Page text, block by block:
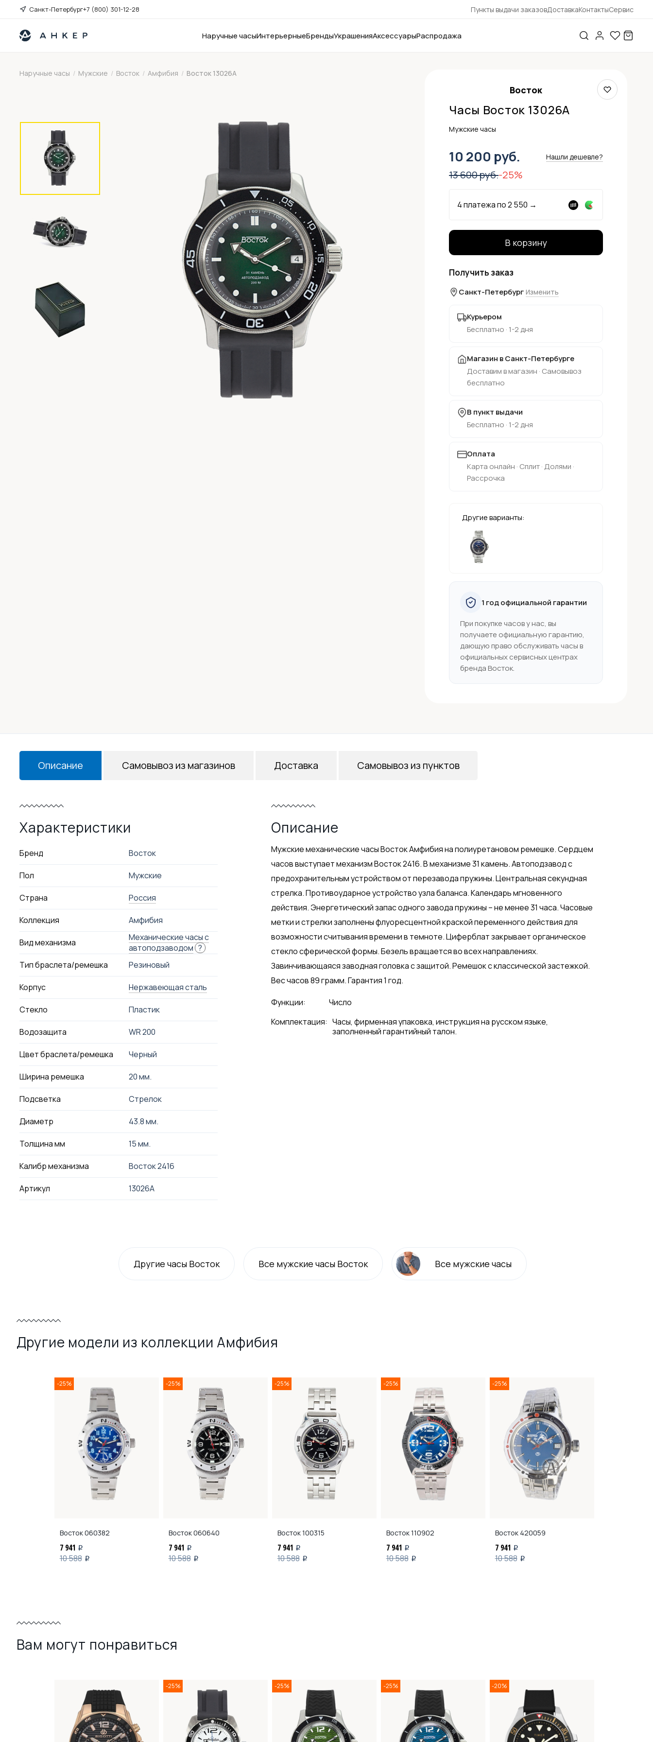
Санкт-Петербург+7 (800) 301-12-28 Пункты выдачи заказовДоставкаКонтактыСервис
Наручные часыИнтерьерныеБрендыУкрашенияАксессуарыРаспродажа
Наручные часы / Мужские / Восток / Амфибия / Восток 13026А
Восток
Часы Восток 13026А
Мужские часы
10 200 руб. Нашли дешевле?
13 600 руб.-25%
4 платежа по2 550 →
В корзину
Получить заказ
Санкт-Петербург Изменить
Курьером
Бесплатно · 1-2 дня
Магазин в Санкт-Петербурге
Доставим в магазин · Самовывоз
бесплатно
В пункт выдачи
Бесплатно · 1-2 дня
Оплата
Карта онлайн · Сплит · Долями ·
Рассрочка
Другие варианты:
1 год официальной гарантии
При покупке часов у нас, вы
получаете официальную гарантию,
дающую право обслуживать часы в
официальных сервисных центрах
бренда Восток.
Описание
Характеристики
Бренд Восток
Пол Мужские
Страна Россия
Коллекция Амфибия
Вид механизма
Механические часы с
автоподзаводом ?
Тип браслета/ремешка
Резиновый
Корпус Нержавеющая сталь
Стекло Пластик
Водозащита WR 200
Цвет браслета/ремешка Черный
Ширина ремешка 20 мм.
Подсветка Стрелок
Диаметр 43.8 мм.
Толщина мм 15 мм.
Калибр механизма Восток 2416
Артикул 13026А
Описание
Мужские механические часы Восток Амфибия на полиуретановом ремешке. Сердцем
часов выступает механизм Восток 2416. В механизме 31 камень. Автоподзавод с
предохранительным устройством от перезавода пружины. Центральная секундная
стрелка. Противоударное устройство узла баланса. Календарь мгновенного
действия. Энергетический запас одного завода пружины – не менее 31 часа. Часовые
метки и стрелки заполнены флуоресцентной краской переменного действия для
возможности считывания времени в темноте. Циферблат закрывает органическое
стекло сферической формы. Безель вращается во всех направлениях.
Завинчивающаяся заводная головка с защитой. Ремешок с классической застежкой.
Вес часов 89 грамм. Гарантия 1 год.
Функции:
Число
Комплектация: Часы, фирменная упаковка, инструкция на русском языке,
заполненный гарантийный талон.
Самовывоз из магазинов Доставка Самовывоз из пунктов
Другие часы Восток Все мужские часы Восток Все мужские часы
Другие модели из коллекции Амфибия
-25%
Восток060382
7 941 i
10 588 i
-25%
Восток060640
7 941 i
10 588 i
-25%
Восток100315
7 941 i
10 588 i
-25%
Восток110902
7 941 i
10 588 i
-25%
Восток420059
7 941 i
10 588 i
Вам могут понравиться
-25% -25% -25% -20%